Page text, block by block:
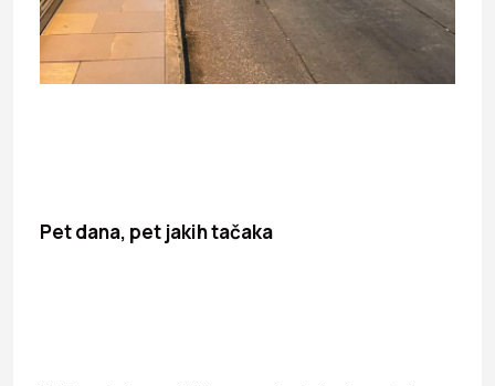
Pet dana, pet jakih tačaka